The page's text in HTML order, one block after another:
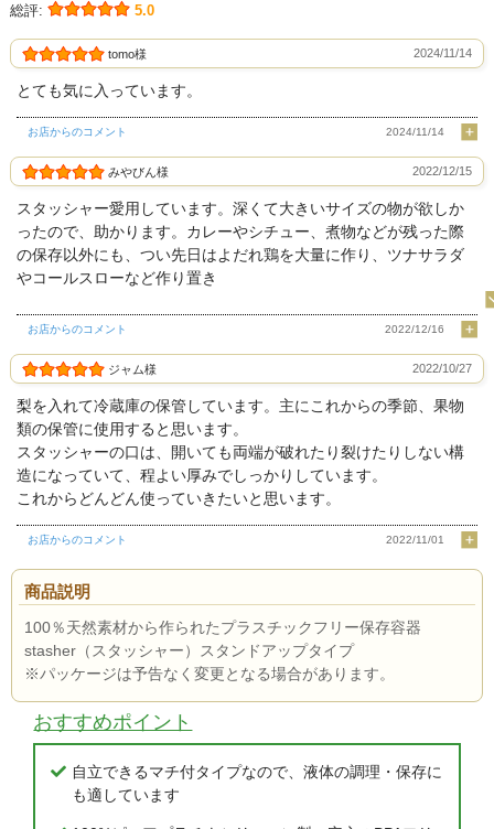
総評: 5.0
tomo様 2024/11/14
とても気に入っています。
お店からのコメント 2024/11/14
みやびん様 2022/12/15
スタッシャー愛用しています。深くて大きいサイズの物が欲しか
ったので、助かります。カレーやシチュー、煮物などが残った際
の保存以外にも、つい先日はよだれ鶏を大量に作り、ツナサラダ
やコールスローなど作り置き
お店からのコメント 2022/12/16
ジャム様 2022/10/27
梨を入れて冷蔵庫の保管しています。主にこれからの季節、果物
類の保管に使用すると思います。
スタッシャーの口は、開いても両端が破れたり裂けたりしない構
造になっていて、程よい厚みでしっかりしています。
これからどんどん使っていきたいと思います。
お店からのコメント 2022/11/01
商品説明
100％天然素材から作られたプラスチックフリー保存容器
stasher（スタッシャー）スタンドアップタイプ
※パッケージは予告なく変更となる場合があります。
おすすめポイント
自立できるマチ付タイプなので、液体の調理・保存に
も適しています